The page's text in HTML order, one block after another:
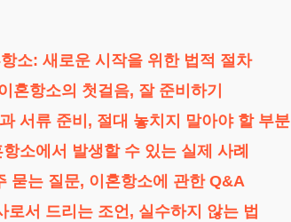
소: 새로운 시작을 위한 법적 절차
혼항소의 첫걸음, 잘 준비하기
서류 준비, 절대 놓치지 말아야 할 부분
항소에서 발생할 수 있는 실제 사례
묻는 질문, 이혼항소에 관한 Q&A
로서 드리는 조언, 실수하지 않는 법